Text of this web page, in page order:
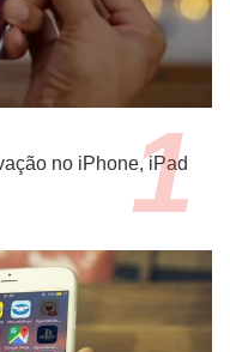
no iPhone, iPad